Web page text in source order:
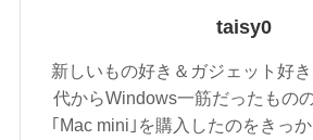
taisy0
新しいもの好き＆ガジェット好
代からWindows一筋だったもの
｢Mac mini｣を購入したのをきっ